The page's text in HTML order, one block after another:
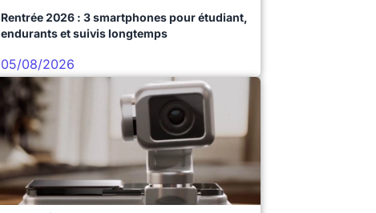
Rentrée 2026 : 3 smartphones pour étudiant,
endurants et suivis longtemps
05/08/2026